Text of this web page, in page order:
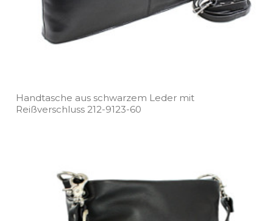
Handtasche aus schwarzem Leder mit
Reißverschluss 212­-9123­-60